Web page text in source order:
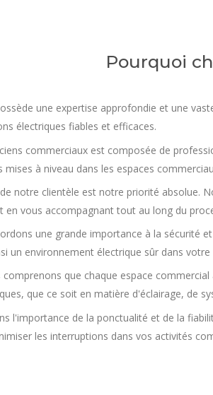
Pourquoi
une expertise approfondie et une
électriques fiables et efficaces.
commerciaux est composée de
à niveau dans les espaces
notre clientèle est notre priorité absolue.
vous accompagnant tout au long du
une grande importance à la
un environnement électrique sûr dans
que chaque espace
que ce soit en matière d'éclairage, de
l'importance de la ponctualité et de la
les interruptions dans vos activités